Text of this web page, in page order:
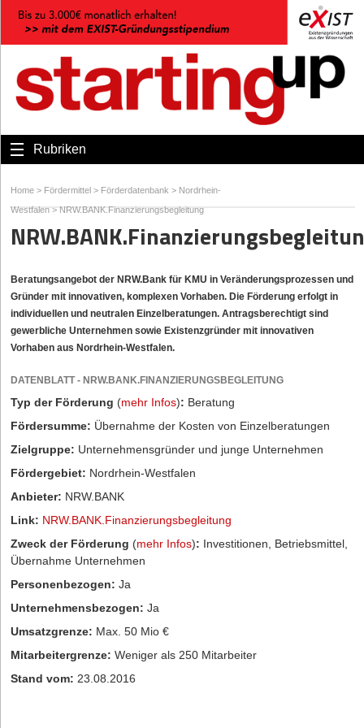
Rubriken
Home > Fördermittel > Förderdatenbank > Nordrhein-
Westfalen > NRW.BANK.Finanzierungsbegleitung
Beratungsangebot der NRW.Bank für KMU in Veränderungsprozessen und
Gründer mit innovativen, komplexen Vorhaben. Die Förderung erfolgt in
individuellen und neutralen Einzelberatungen. Antragsberechtigt sind
gewerbliche Unternehmen sowie Existenzgründer mit innovativen
Vorhaben aus Nordrhein-Westfalen.
DATENBLATT - NRW.BANK.FINANZIERUNGSBEGLEITUNG
Typ der Förderung (mehr Infos): Beratung
Fördersumme: Übernahme der Kosten von Einzelberatungen
Zielgruppe: Unternehmensgründer und junge Unternehmen
Fördergebiet: Nordrhein-Westfalen
Anbieter: NRW.BANK
Link: NRW.BANK.Finanzierungsbegleitung
Zweck der Förderung (mehr Infos): Investitionen, Betriebsmittel,
Übernahme Unternehmen
Personenbezogen: Ja
Unternehmensbezogen: Ja
Umsatzgrenze: Max. 50 Mio €
Mitarbeitergrenze: Weniger als 250 Mitarbeiter
Stand vom: 23.08.2016